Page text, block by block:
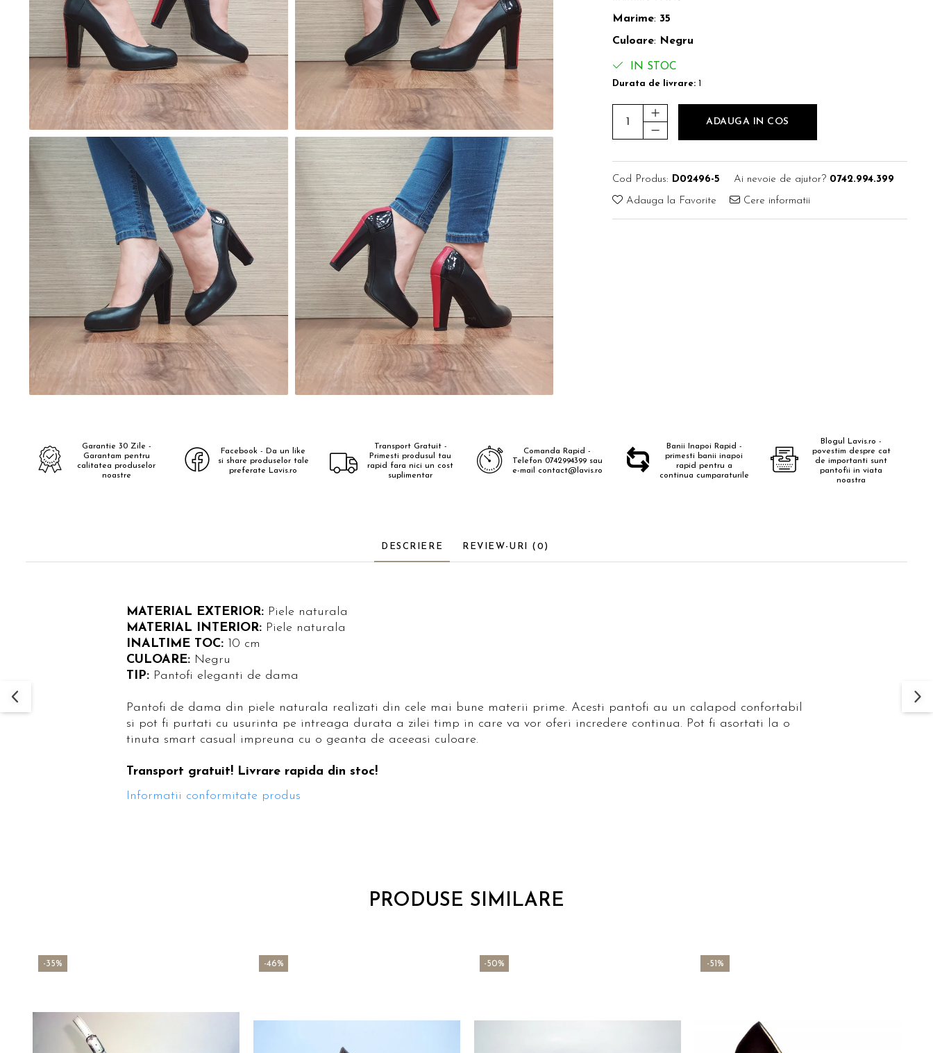
Marime: 35
Culoare: Negru
IN STOC
Durata de livrare: 1
ADAUGA IN COS
Cod Produs: D02496-5 Ai nevoie de ajutor? 0742.994.399
Adauga la Favorite Cere informatii
Garantie 30 Zile -
Garantam pentru
calitatea produselor
noastre
Facebook - Da un like
si share produselor tale
preferate Lavis.ro
Transport Gratuit -
Primesti produsul tau
rapid fara nici un cost
suplimentar
Comanda Rapid -
Telefon 0742994399 sau
e-mail contact@lavis.ro
Banii Inapoi Rapid -
primesti banii inapoi
rapid pentru a
continua cumparaturile
Blogul Lavis.ro -
povestim despre cat
de importanti sunt
pantofii in viata
noastra
DESCRIERE REVIEW-URI (0)
MATERIAL EXTERIOR: Piele naturala
MATERIAL INTERIOR: Piele naturala
INALTIME TOC: 10 cm
CULOARE: Negru
TIP: Pantofi eleganti de dama
Pantofi de dama din piele naturala realizati din cele mai bune materii prime. Acesti pantofi au un calapod confortabil
si pot fi purtati cu usurinta pe intreaga durata a zilei timp in care va vor oferi incredere continua. Pot fi asortati la o
tinuta smart casual impreuna cu o geanta de aceeasi culoare.
Transport gratuit! Livrare rapida din stoc!
Informatii conformitate produs
PRODUSE SIMILARE
-35% -46% -50% -51%